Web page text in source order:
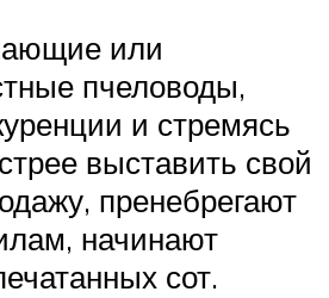
или
пчеловоды,
и стремясь
выставить свой
пренебрегают
начинают
сот.